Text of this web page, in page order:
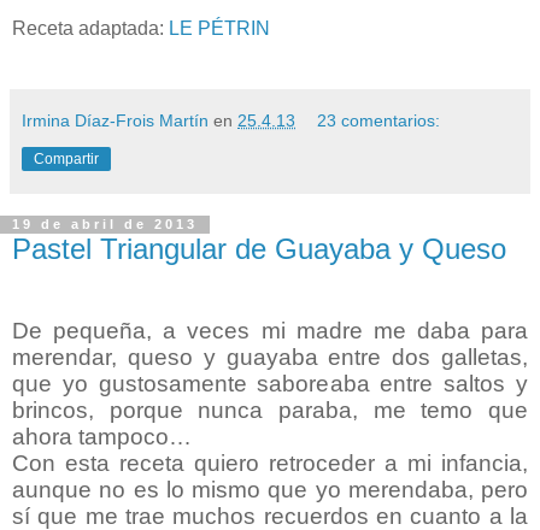
Receta adaptada: LE PÉTRIN
Irmina Díaz-Frois Martín en 25.4.13 23 comentarios:
Compartir
19 de abril de 2013
Pastel Triangular de Guayaba y Queso
De pequeña, a veces mi madre me daba para
merendar, queso y guayaba entre dos galletas,
que yo gustosamente saboreaba entre saltos y
brincos, porque nunca paraba, me temo que
ahora tampoco…
Con esta receta quiero retroceder a mi infancia,
aunque no es lo mismo que yo merendaba, pero
sí que me trae muchos recuerdos en cuanto a la